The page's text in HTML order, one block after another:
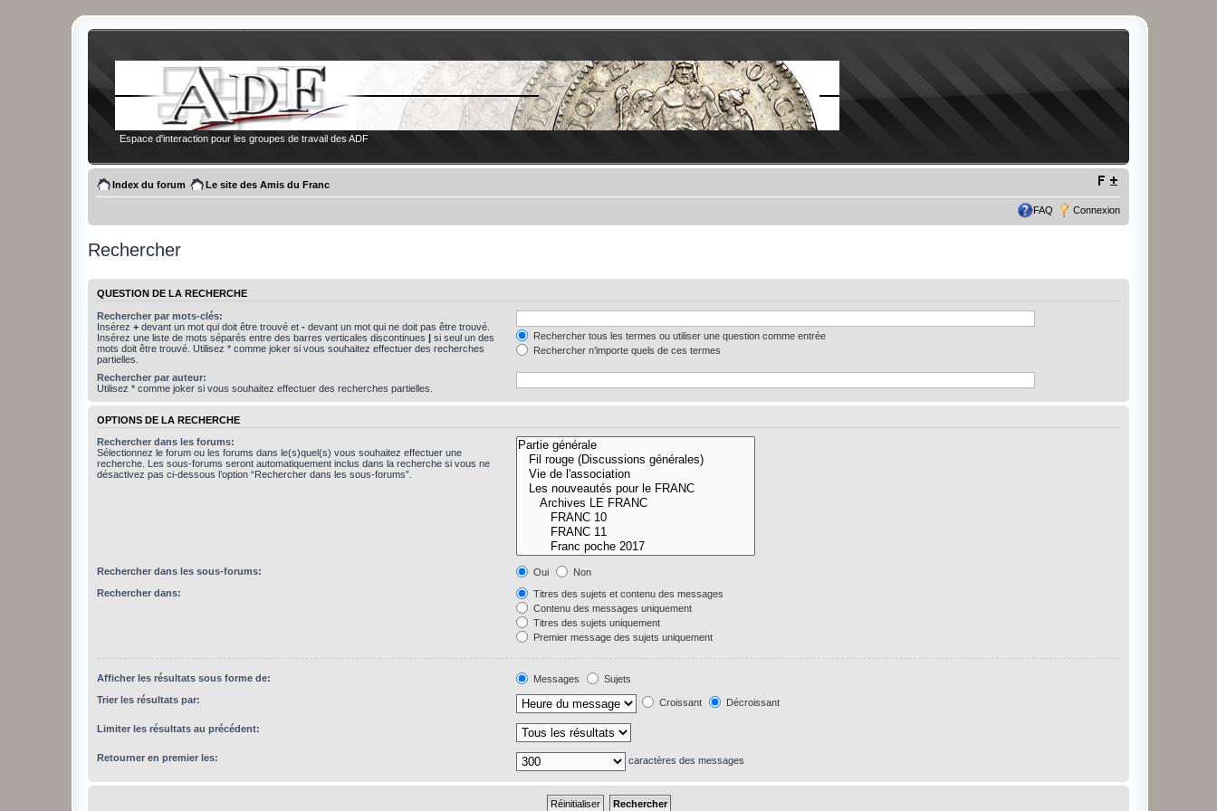
Espace d'interaction pour les groupes de travail des ADF
Index du forum Le site des Amis du Franc
FAQ Connexion
Rechercher
QUESTION DE LA RECHERCHE
Rechercher par mots-clés:
Insérez + devant un mot qui doit être trouvé et - devant un mot qui ne doit pas être trouvé.
Insérez une liste de mots séparés entre des barres verticales discontinues | si seul un des
mots doit être trouvé. Utilisez * comme joker si vous souhaitez effectuer des recherches
partielles.
Rechercher tous les termes ou utiliser une question comme entrée
Rechercher n’importe quels de ces termes
Rechercher par auteur:
Utilisez * comme joker si vous souhaitez effectuer des recherches partielles.
OPTIONS DE LA RECHERCHE
Rechercher dans les forums:
Sélectionnez le forum ou les forums dans le(s)quel(s) vous souhaitez effectuer une
recherche. Les sous-forums seront automatiquement inclus dans la recherche si vous ne
désactivez pas ci-dessous l’option “Rechercher dans les sous-forums”.
Rechercher dans les sous-forums: Oui
Non
Rechercher dans:
Titres des sujets et contenu des messages
Contenu des messages uniquement
Titres des sujets uniquement
Premier message des sujets uniquement
Afficher les résultats sous forme de: Messages
Sujets
Trier les résultats par:
Croissant Décroissant
Limiter les résultats au précédent:
Retourner en premier les: caractères des messages